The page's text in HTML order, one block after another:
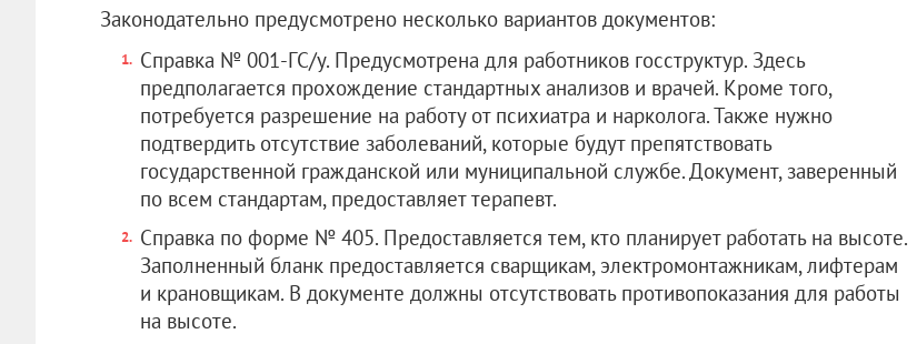
Законодательно предусмотрено несколько вариантов документов:
Справка № 001-ГС/у. Предусмотрена для работников госструктур. Здесь
предполагается прохождение стандартных анализов и врачей. Кроме того,
потребуется разрешение на работу от психиатра и нарколога. Также нужно
подтвердить отсутствие заболеваний, которые будут препятствовать
государственной гражданской или муниципальной службе. Документ, заверенный
по всем стандартам, предоставляет терапевт.
Справка по форме № 405. Предоставляется тем, кто планирует работать на высоте.
Заполненный бланк предоставляется сварщикам, электромонтажникам, лифтерам
и крановщикам. В документе должны отсутствовать противопоказания для работы
на высоте.